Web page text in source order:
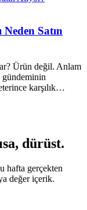
Satın
Ürün değil. Anlam
gündeminin
karşılık…
dürüst.
hafta gerçekten
değer içerik.